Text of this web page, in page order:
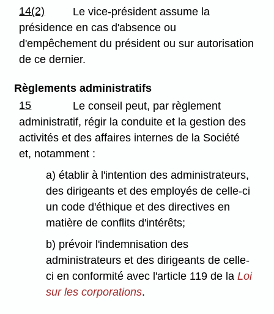
14(2)
Le vice-président assume la
présidence en cas d'absence ou
d'empêchement du président ou sur autorisation
de ce dernier.
Règlements administratifs
15
Le conseil peut, par règlement
administratif, régir la conduite et la gestion des
activités et des affaires internes de la Société
et, notamment :
a) établir à l'intention des administrateurs,
des dirigeants et des employés de celle-ci
un code d'éthique et des directives en
matière de conflits d'intérêts;
b) prévoir l'indemnisation des
administrateurs et des dirigeants de celle-
ci en conformité avec l'article 119 de laLoi
sur les corporations.